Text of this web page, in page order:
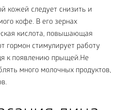
кожей следует снизить и
кофе. В его зернах
кислота, повышающая
гормон стимулирует работу
к появлению прыщей.Не
много молочных продуктов,